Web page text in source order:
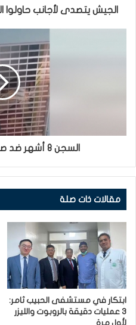
الجيش يتصدى لأجانب حاولوا
السجن 8 أشهر ضد صاحبة روضة فوشانة
مقالات ذات صلة
ابتكار في مستشفى الحبيب ثامر:
3 عمليات دقيقة بالروبوت والليزر
لأول مرة